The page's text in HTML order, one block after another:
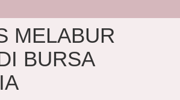
MELABUR
BURSA